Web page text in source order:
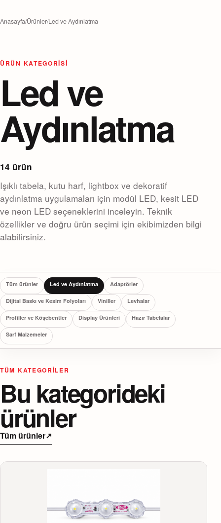
Anasayfa/Ürünler/Led ve Aydınlatma
ÜRÜN KATEGORISI
Led ve
Aydınlatma
14 ürün
Işıklı tabela, kutu harf, lightbox ve dekoratif
aydınlatma uygulamaları için modül LED, kesit LED
ve neon LED seçeneklerini inceleyin. Teknik
özellikler ve doğru ürün seçimi için ekibimizden bilgi
alabilirsiniz.
Tüm ürünler Led ve Aydınlatma Adaptörler
Dijital Baskı ve Kesim Folyoları Viniller Levhalar
Profiller ve Köşebentler Display Ürünleri Hazır Tabelalar
Sarf Malzemeler
TÜM KATEGORILER
Bu kategorideki
ürünler
Tüm ürünler↗